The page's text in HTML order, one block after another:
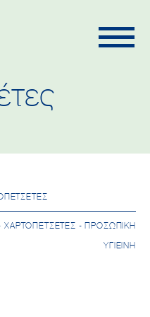
ΧΑΡΤΟΠΕΤΣΈΤΕΣ -ΠΡΟΣΩΠΙΚΉ
ΥΓΙΕΙΝΉ